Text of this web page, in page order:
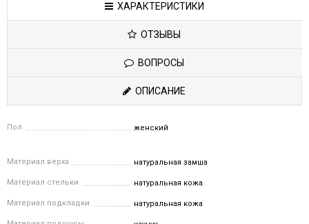
ХАРАКТЕРИСТИКИ
ОТЗЫВЫ
ВОПРОСЫ
ОПИСАНИЕ
Пол женский
Материал верха натуральная замша
Материал стельки натуральная кожа
Материал подкладки натуральная кожа